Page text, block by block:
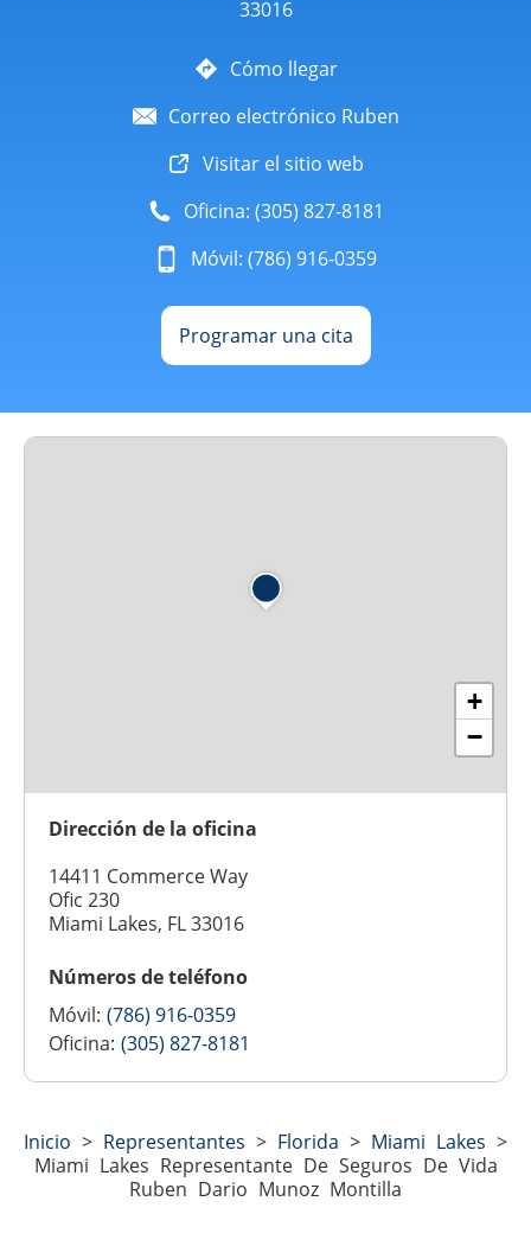
33016
Cómo llegar
Correo electrónico Ruben
Visitar el sitio web
Oficina: (305) 827-8181
Móvil: (786) 916-0359
Programar una cita
+
−
Dirección de la oficina
14411 Commerce Way
Ofic 230
Miami Lakes, FL 33016
Números de teléfono
Móvil: (786) 916-0359
Oficina: (305) 827-8181
Inicio > Representantes > Florida > Miami Lakes >
Miami Lakes Representante De Seguros De Vida
Ruben Dario Munoz Montilla